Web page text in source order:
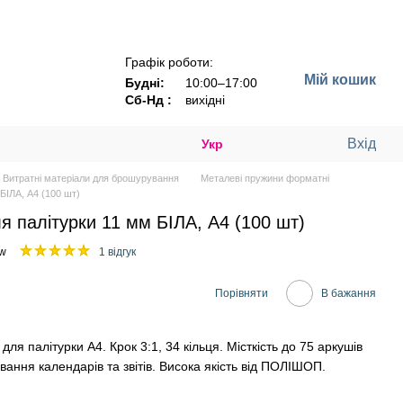
Графік роботи:
Будні:
10:00–17:00
Сб-Нд :
вихідні
Мій кошик
Укр Вхід
Витратні матеріали для брошурування
Металеві пружини форматні
А4 (100 шт)
палітурки 11 мм БІЛА, А4 (100 шт)
1 відгук
Порівняти В бажання
палітурки А4. Крок 3:1, 34 кільця. Місткість до 75 аркушів
календарів та звітів. Висока якість від ПОЛІШОП.